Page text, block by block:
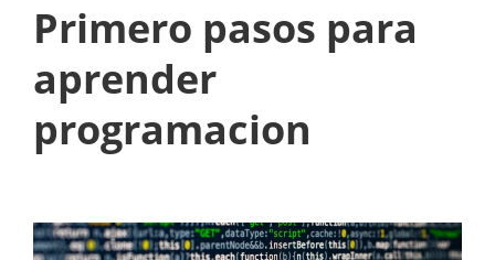
Primero pasos para
aprender
programacion